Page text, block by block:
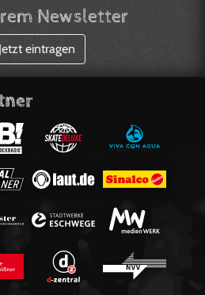
Newsletter
eintragen